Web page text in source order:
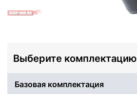
Выберите комплектацию
Базовая комплектация